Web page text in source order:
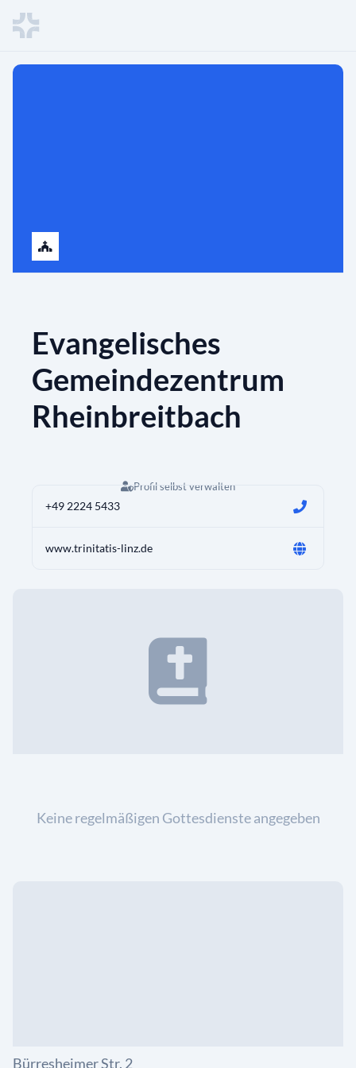
Evangelisches
Gemeindezentrum
Rheinbreitbach
Profil selbst verwalten
+49 2224 5433
www.trinitatis-linz.de
Keine regelmäßigen Gottesdienste angegeben
Bürresheimer Str. 2